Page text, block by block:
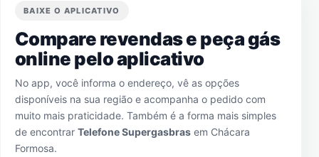
BAIXE O APLICATIVO
Compare revendas e peça gás
online pelo aplicativo
No app, você informa o endereço, vê as opções
disponíveis na sua região e acompanha o pedido com
muito mais praticidade. Também é a forma mais simples
de encontrar Telefone Supergasbras em Chácara
Formosa.